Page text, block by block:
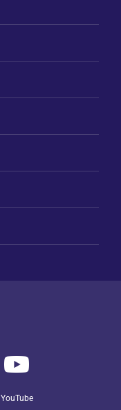
YouTube